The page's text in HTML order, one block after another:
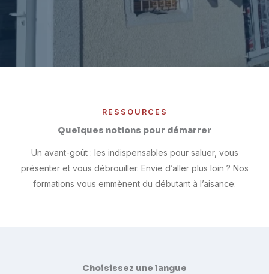
RESSOURCES
Quelques notions pour démarrer
Un avant-goût : les indispensables pour saluer, vous
présenter et vous débrouiller. Envie d’aller plus loin ? Nos
formations vous emmènent du débutant à l’aisance.
Choisissez une langue